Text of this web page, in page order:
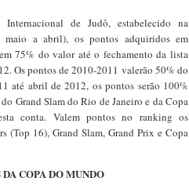
de Judô, estabelecido na
maio a abril), os pontos adquiridos em
75% do valor até o fechamento da lista
Os pontos de 2010-2011 valerão 50% do
até abril de 2012, os pontos serão 100%
Grand Slam do Rio de Janeiro e da Copa
conta. Valem pontos no ranking os
(Top 16), Grand Slam, Grand Prix e Copa
COPA DO MUNDO